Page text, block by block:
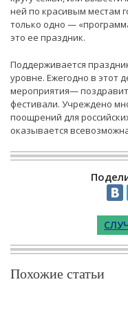
ней по красивым местам
только одно —
это ее праздник.
Поддерживается
уровне. Ежегодно в этот
мероприятия—
фестивали. Учреждено
поощрений для
оказывается
Похожие статьи